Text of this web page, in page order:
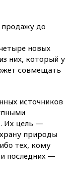
продажу до
новых
них, который у
совмещать
источников
Их цель —
природы
тех, кому
последних —